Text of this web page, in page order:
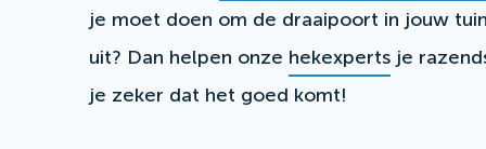
je moet doen om de draaipoort in jouw
uit? Dan helpen onze hekexperts je
je zeker dat het goed komt!